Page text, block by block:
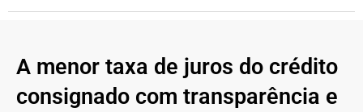
A menor taxa de juros do crédito
consignado com transparência e